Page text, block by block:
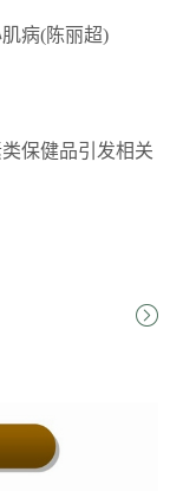
病(陈丽超)
保健品引发相关